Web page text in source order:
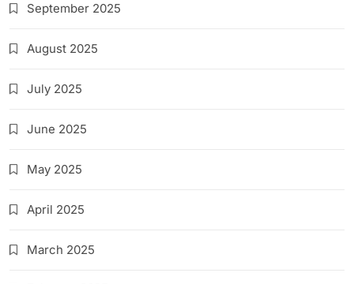
September 2025
August 2025
July 2025
June 2025
May 2025
April 2025
March 2025